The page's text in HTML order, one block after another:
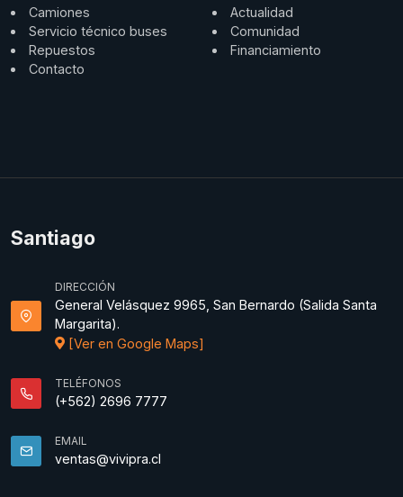
Camiones
Servicio técnico buses
Repuestos
Contacto
Actualidad
Comunidad
Financiamiento
Santiago
DIRECCIÓN
General Velásquez 9965, San Bernardo (Salida Santa
Margarita).
[Ver en Google Maps]
TELÉFONOS
(+562) 2696 7777
EMAIL
ventas@vivipra.cl